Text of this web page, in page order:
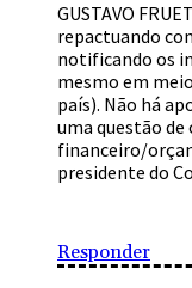
GUSTAVO
repactuando
notificando os
mesmo em
país). Não há
uma questão
financeiro/
presidente do
Responder